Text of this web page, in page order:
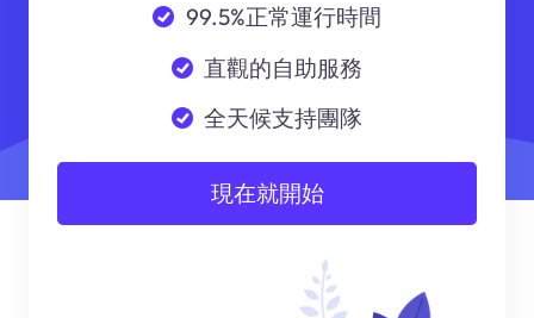
99.5%正常運行時間
直觀的自助服務
全天候支持團隊
現在就開始